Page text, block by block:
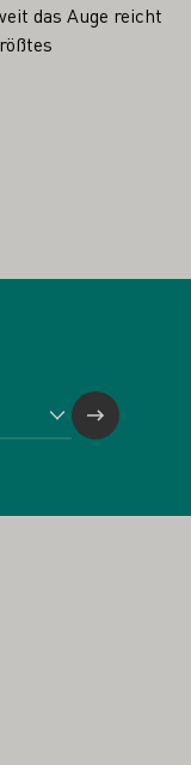
das Auge reicht